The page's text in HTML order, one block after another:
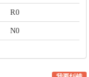
R0
N0